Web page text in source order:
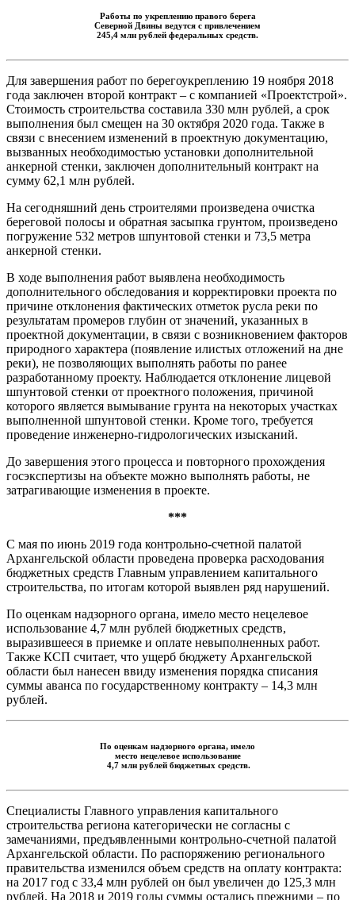
Работы по укреплению правого берега
Северной Двины ведутся с привлечением
245,4 млн рублей федеральных средств.
Для завершения работ по берегоукреплению 19 ноября 2018
года заключен второй контракт – с компанией «Проектстрой».
Стоимость строительства составила 330 млн рублей, а срок
выполнения был смещен на 30 октября 2020 года. Также в
связи с внесением изменений в проектную документацию,
вызванных необходимостью установки дополнительной
анкерной стенки, заключен дополнительный контракт на
сумму 62,1 млн рублей.
На сегодняшний день строителями произведена очистка
береговой полосы и обратная засыпка грунтом, произведено
погружение 532 метров шпунтовой стенки и 73,5 метра
анкерной стенки.
В ходе выполнения работ выявлена необходимость
дополнительного обследования и корректировки проекта по
причине отклонения фактических отметок русла реки по
результатам промеров глубин от значений, указанных в
проектной документации, в связи с возникновением факторов
природного характера (появление илистых отложений на дне
реки), не позволяющих выполнять работы по ранее
разработанному проекту. Наблюдается отклонение лицевой
шпунтовой стенки от проектного положения, причиной
которого является вымывание грунта на некоторых участках
выполненной шпунтовой стенки. Кроме того, требуется
проведение инженерно-гидрологических изысканий.
До завершения этого процесса и повторного прохождения
госэкспертизы на объекте можно выполнять работы, не
затрагивающие изменения в проекте.
***
С мая по июнь 2019 года контрольно-счетной палатой
Архангельской области проведена проверка расходования
бюджетных средств Главным управлением капитального
строительства, по итогам которой выявлен ряд нарушений.
По оценкам надзорного органа, имело место нецелевое
использование 4,7 млн рублей бюджетных средств,
выразившееся в приемке и оплате невыполненных работ.
Также КСП считает, что ущерб бюджету Архангельской
области был нанесен ввиду изменения порядка списания
суммы аванса по государственному контракту – 14,3 млн
рублей.
По оценкам надзорного органа, имело
место нецелевое использование
4,7 млн рублей бюджетных средств.
Специалисты Главного управления капитального
строительства региона категорически не согласны с
замечаниями, предъявленными контрольно-счетной палатой
Архангельской области. По распоряжению регионального
правительства изменился объем средств на оплату контракта:
на 2017 год с 33,4 млн рублей он был увеличен до 125,3 млн
рублей. На 2018 и 2019 годы суммы остались прежними – по